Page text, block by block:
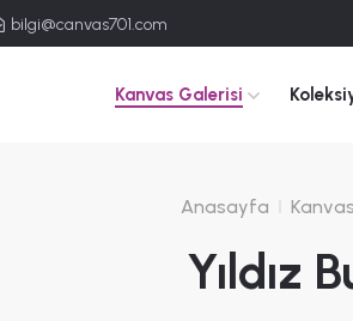
bilgi@canvas701.com
Kanvas Galerisi
Anasayfa
Yıldız